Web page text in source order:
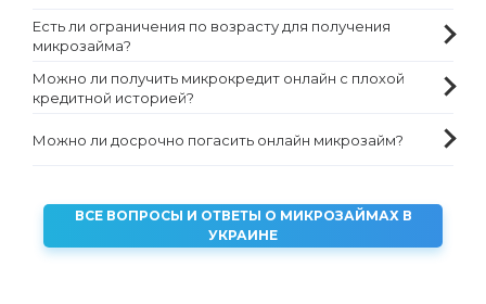
Есть ли ограничения по возрасту для получения
микрозайма?
Можно ли получить микрокредит онлайн с плохой
кредитной историей?
Можно ли досрочно погасить онлайн микрозайм?
ВСЕ ВОПРОСЫ И ОТВЕТЫ О МИКРОЗАЙМАХ В
УКРАИНЕ